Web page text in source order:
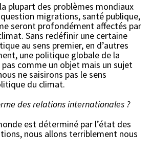
plupart des problèmes mondiaux
migrations, santé publique,
seront profondément affectés par
Sans redéfinir une certaine
au sens premier, en d’autres
une politique globale de la
comme un objet mais un sujet
ne saisirons pas le sens
du climat.
des relations internationales ?
est déterminé par l’état des
nous allons terriblement nous